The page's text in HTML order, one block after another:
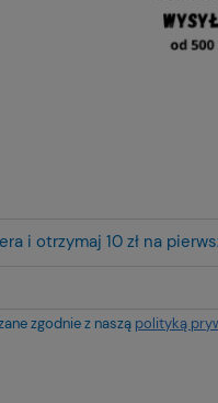
i otrzymaj 10 zł na
zgodnie z naszą polityką